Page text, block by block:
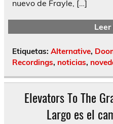
nuevo de Frayle, […]
Etiquetas: Alternative,
Recordings, noticias,
Elevators To The
Largo es el